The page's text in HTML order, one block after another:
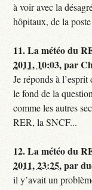
à voir avec la
hôpitaux, de la
11.La météo du
2011, 10:03,par
Je réponds à
le fond de la
comme les autres
RER, la SNCF...
12.La météo du
2011, 23:25,par
il y’avait un